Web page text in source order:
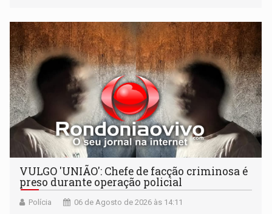
VULGO 'UNIÃO': Chefe de facção criminosa é
preso durante operação policial
Polícia 06 de Agosto de 2026 às 14:11